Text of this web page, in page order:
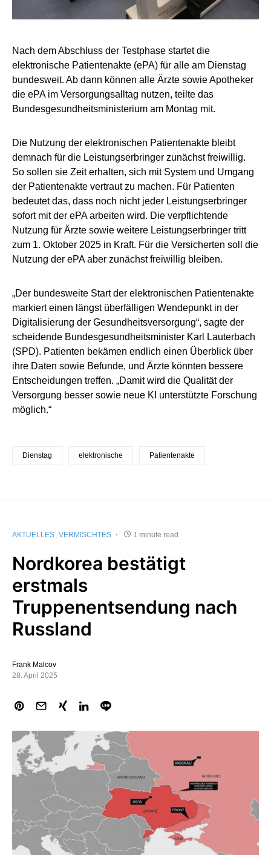
Nach dem Abschluss der Testphase startet die
elektronische Patientenakte (ePA) für alle am Dienstag
bundesweit. Ab dann können alle Ärzte sowie Apotheker
die ePA im Versorgungsalltag nutzen, teilte das
Bundesgesundheitsministerium am Montag mit.
Die Nutzung der elektronischen Patientenakte bleibt
demnach für die Leistungserbringer zunächst freiwillig.
So sollen sie Zeit erhalten, sich mit System und Umgang
der Patientenakte vertraut zu machen. Für Patienten
bedeutet das, dass noch nicht jeder Leistungserbringer
sofort mit der ePA arbeiten wird. Die verpflichtende
Nutzung für Ärzte sowie weitere Leistungserbringer tritt
zum 1. Oktober 2025 in Kraft. Für die Versicherten soll die
Nutzung der ePA aber zunächst freiwillig bleiben.
„Der bundesweite Start der elektronischen Patientenakte
markiert einen längst überfälligen Wendepunkt in der
Digitalisierung der Gesundheitsversorgung“, sagte der
scheidende Bundesgesundheitsminister Karl Lauterbach
(SPD). Patienten bekämen endlich einen Überblick über
ihre Daten sowie Befunde, und Ärzte könnten bessere
Entscheidungen treffen. „Damit wird die Qualität der
Versorgung besser sowie neue KI unterstützte Forschung
möglich.“
Dienstag elektronische Patientenakte
AKTUELLES VERMISCHTES 1 minute read
Nordkorea bestätigt
erstmals
Truppenentsendung nach
Russland
Frank Malcov
28. April 2025